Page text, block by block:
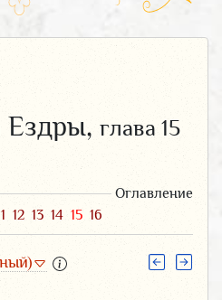
Ездры, глава 15
Оглавление
12 13 14 15 16